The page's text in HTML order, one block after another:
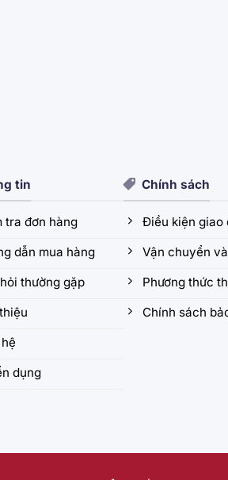
tin
tra đơn hàng
dẫn mua hàng
thường gặp
dụng
Chính sách
Điều kiện giao
Vận chuyển
Phương thức
Chính sách